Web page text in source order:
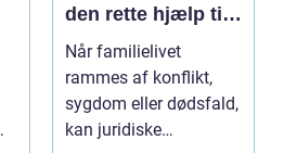
den rette hjælp til
familien
Når familielivet
rammes af konflikt,
sygdom eller dødsfald,
kan juridiske